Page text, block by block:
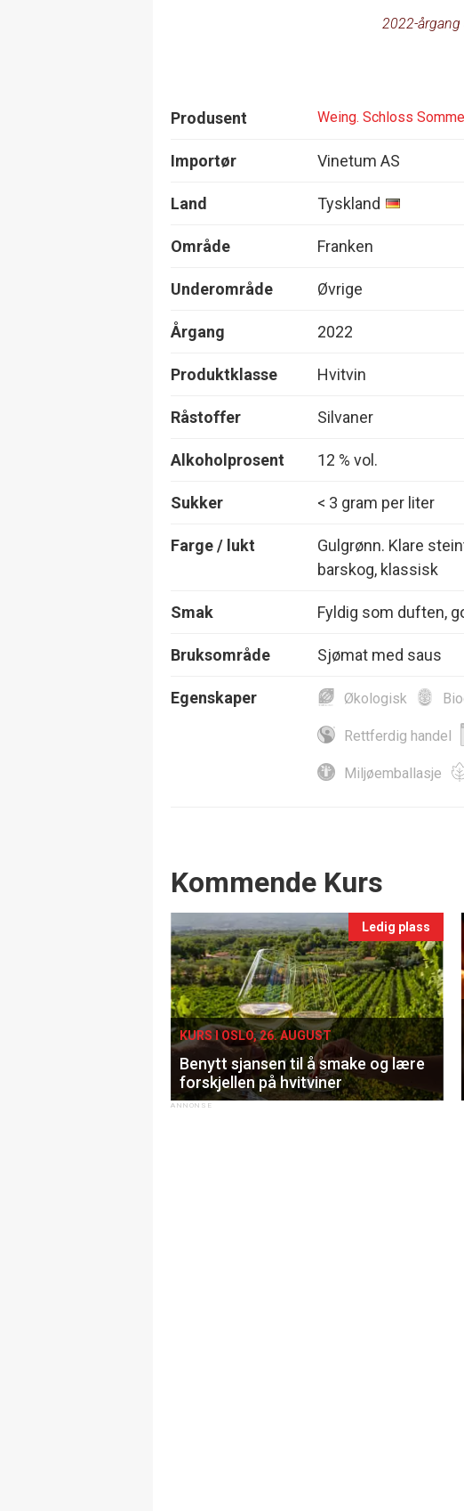
2022-
Produsent Weing. Schloss
Importør Vinetum AS
Land Tyskland
Område Franken
Underområde Øvrige
Årgang 2022
Produktklasse Hvitvin
Råstoffer Silvaner
Alkoholprosent 12 % vol.
Sukker < 3 gram per liter
Farge / lukt
Gulgrønn. Klare
barskog, klassisk
Smak Fyldig som duften,
Bruksområde Sjømat med saus
Egenskaper Økologisk
Rettferdig handel
Miljøemballasje
Events
Kommende Kurs
Ledig plass
KURS I OSLO, 26. AUGUST
Benytt sjansen til å smake og lære
forskjellen på hvitviner